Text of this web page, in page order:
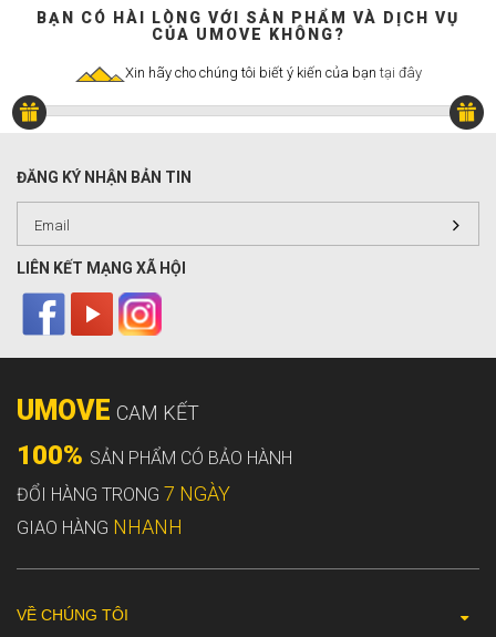
BẠN CÓ HÀI LÒNG VỚI SẢN PHẨM VÀ DỊCH VỤ
CỦA UMOVE KHÔNG?
Xin hãy cho chúng tôi biết ý kiến của bạn tại đây
ĐĂNG KÝ NHẬN BẢN TIN
LIÊN KẾT MẠNG XÃ HỘI
UMOVE CAM KẾT
100% SẢN PHẨM CÓ BẢO HÀNH
ĐỔI HÀNG TRONG 7 NGÀY
GIAO HÀNG NHANH
VỀ CHÚNG TÔI